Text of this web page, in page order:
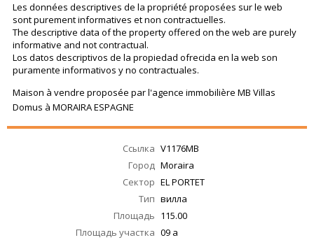
Les données descriptives de la propriété proposées sur le web
sont purement informatives et non contractuelles.
The descriptive data of the property offered on the web are purely
informative and not contractual.
Los datos descriptivos de la propiedad ofrecida en la web son
puramente informativos y no contractuales.
Maison à vendre proposée par l'agence immobilière MB Villas
Domus à MORAIRA ESPAGNE
Ссылка V1176MB
Город Moraira
Сектор EL PORTET
Тип вилла
Площадь 115.00
Площадь участка 09 a